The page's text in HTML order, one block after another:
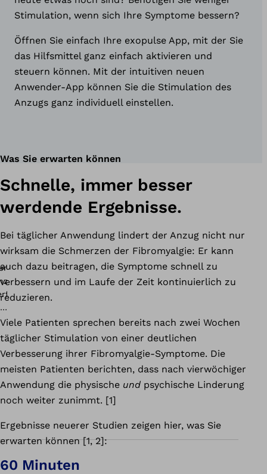
Stimulation, wenn sich Ihre Symptome bessern?
Öffnen Sie einfach Ihre exopulse App, mit der Sie
das Hilfsmittel ganz einfach aktivieren und
steuern können. Mit der intuitiven neuen
Anwender-App können Sie die Stimulation des
Anzugs ganz individuell einstellen.
Was Sie erwarten können
Schnelle, immer besser
werdende Ergebnisse.
Bei täglicher Anwendung lindert der Anzug nicht nur
wirksam die Schmerzen der Fibromyalgie: Er kann
auch dazu beitragen, die Symptome schnell zu
verbessern und im Laufe der Zeit kontinuierlich zu
reduzieren.
Viele Patienten sprechen bereits nach zwei Wochen
täglicher Stimulation von einer deutlichen
Verbesserung ihrer Fibromyalgie-Symptome. Die
meisten Patienten berichten, dass nach vierwöchiger
Anwendung die physische und psychische Linderung
noch weiter zunimmt. [1]
Ergebnisse neuerer Studien zeigen hier, was Sie
erwarten können [1, 2]:
60 Minuten